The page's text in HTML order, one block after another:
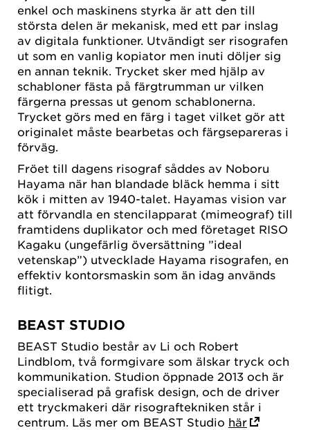
enkel och maskinens styrka är att den till
största delen är mekanisk, med ett par inslag
av digitala funktioner. Utvändigt ser risografen
ut som en vanlig kopiator men inuti döljer sig
en annan teknik. Trycket sker med hjälp av
schabloner fästa på färgtrumman ur vilken
färgerna pressas ut genom schablonerna.
Trycket görs med en färg i taget vilket gör att
originalet måste bearbetas och färgsepareras i
förväg.
Fröet till dagens risograf såddes av Noboru
Hayama när han blandade bläck hemma i sitt
kök i mitten av 1940-talet. Hayamas vision var
att förvandla en stencilapparat (mimeograf) till
framtidens duplikator och med företaget RISO
Kagaku (ungefärlig översättning ”ideal
vetenskap”) utvecklade Hayama risografen, en
effektiv kontorsmaskin som än idag används
flitigt.
BEAST STUDIO
BEAST Studio består av Li och Robert
Lindblom, två formgivare som älskar tryck och
kommunikation. Studion öppnade 2013 och är
specialiserad på grafisk design, och de driver
ett tryckmakeri där risograftekniken står i
centrum. Läs mer om BEAST Studio här